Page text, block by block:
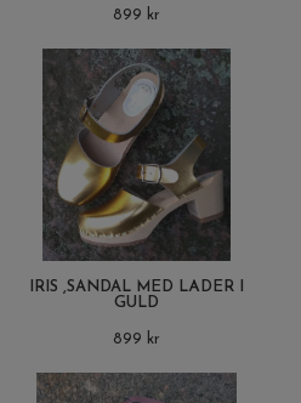
899 kr
IRIS ,SANDAL MED LÄDER I
GULD
899 kr